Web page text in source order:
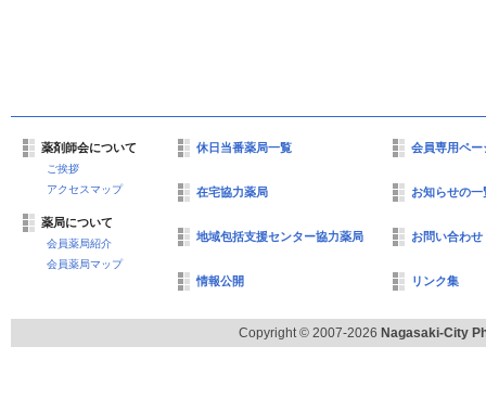
薬剤師会について
ご挨拶
アクセスマップ
薬局について
会員薬局紹介
会員薬局マップ
休日当番薬局一覧
在宅協力薬局
地域包括支援センター協力薬局
情報公開
会員専用ペー
お知らせの一
お問い合わせ
リンク集
Copyright © 2007-2026 Nagasaki-City